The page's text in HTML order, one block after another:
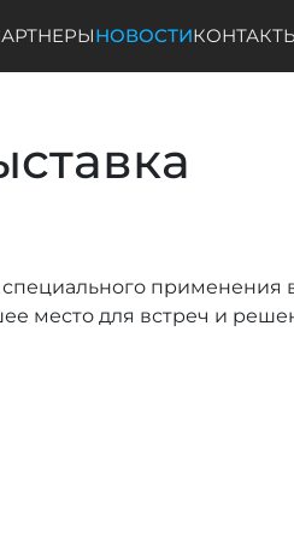
НОВОСТИ
применения
место для встреч и